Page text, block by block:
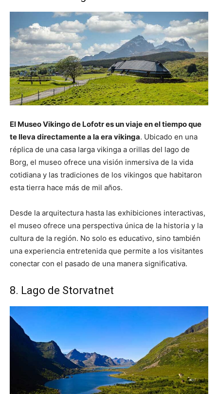
El Museo Vikingo de Lofotr es un viaje en el tiempo que
te lleva directamente a la era vikinga. Ubicado en una
réplica de una casa larga vikinga a orillas del lago de
Borg, el museo ofrece una visión inmersiva de la vida
cotidiana y las tradiciones de los vikingos que habitaron
esta tierra hace más de mil años.
Desde la arquitectura hasta las exhibiciones interactivas,
el museo ofrece una perspectiva única de la historia y la
cultura de la región. No solo es educativo, sino también
una experiencia entretenida que permite a los visitantes
conectar con el pasado de una manera significativa.
8. Lago de Storvatnet